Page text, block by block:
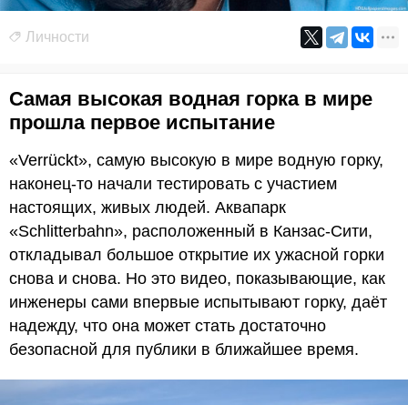
Личности
Самая высокая водная горка в мире
прошла первое испытание
«Verrückt», самую высокую в мире водную горку,
наконец-то начали тестировать с участием
настоящих, живых людей. Аквапарк
«Schlitterbahn», расположенный в Канзас-Сити,
откладывал большое открытие их ужасной горки
снова и снова. Но это видео, показывающие, как
инженеры сами впервые испытывают горку, даёт
надежду, что она может стать достаточно
безопасной для публики в ближайшее время.